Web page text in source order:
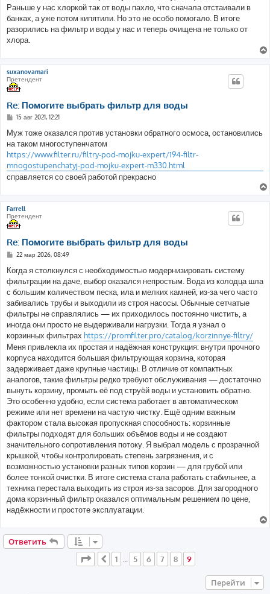
Раньше у нас хлоркой так от воды пахло, что сначала отстаивали в
банках, а уже потом кипятили. Но это не особо помогало. В итоге
разорились на фильтр и воды у нас и теперь очищена не только от
хлора.
suxanovamari
Претендент
Re: Помогите выбрать фильтр для воды
С
о
б
щ
е
н
и
е
15 авг 2021, 12:21
Муж тоже оказался против установки обратного осмоса, остановились
на таком многоступенчатом
https://www.filter.ru/filtry-pod-mojku-expert/194-filtr-
mnogostupenchatyj-pod-mojku-expert-m330.html
справляется со своей работой прекрасно
Farrell
Претендент
Re: Помогите выбрать фильтр для воды
С
о
б
щ
е
н
и
е
22 мар 2026, 08:49
Когда я столкнулся с необходимостью модернизировать систему
фильтрации на даче, выбор оказался непростым. Вода из колодца шла
с большим количеством песка, ила и мелких камней, из-за чего часто
забивались трубы и выходили из строя насосы. Обычные сетчатые
фильтры не справлялись — их приходилось постоянно чистить, а
иногда они просто не выдерживали нагрузки. Тогда я узнал о
корзинных фильтрах https://promfilter.pro/catalog/korzinnye-filtry/
Меня привлекла их простая и надёжная конструкция: внутри прочного
корпуса находится большая фильтрующая корзина, которая
задерживает даже крупные частицы. В отличие от компактных
аналогов, такие фильтры редко требуют обслуживания — достаточно
вынуть корзину, промыть её под струёй воды и установить обратно.
Это особенно удобно, если система работает в автоматическом
режиме или нет времени на частую чистку. Ещё одним важным
фактором стала высокая пропускная способность: корзинные
фильтры подходят для больших объёмов воды и не создают
значительного сопротивления потоку. Я выбрал модель с прозрачной
крышкой, чтобы контролировать степень загрязнения, и с
возможностью установки разных типов корзин — для грубой или
более тонкой очистки. В итоге система стала работать стабильнее, а
техника перестала выходить из строя из-за засоров. Для загородного
дома корзинный фильтр оказался оптимальным решением по цене,
надёжности и простоте эксплуатации.
Ответить
Страница
9из9
Пред.
1 5 6 7 8 9
Перейти